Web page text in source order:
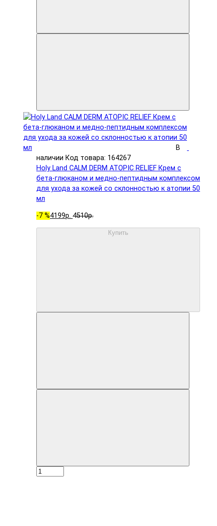
В
наличии Код товара: 164267
Holy Land CALM DERM ATOPIC RELIEF Крем с
бета-глюканом и медно-пептидным комплексом
для ухода за кожей со склонностью к атопии 50
мл
-7 %4199р. 4510р.
Купить